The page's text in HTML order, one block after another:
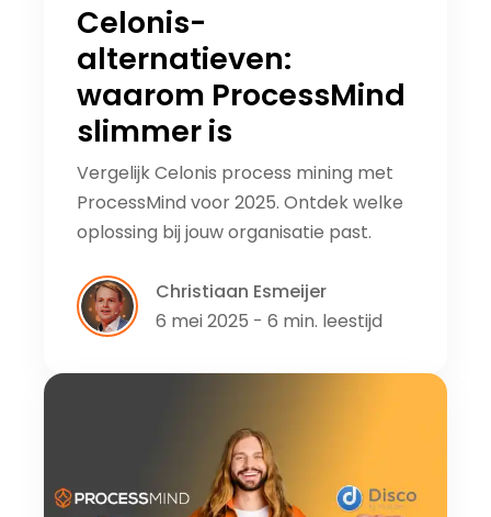
Celonis-
alternatieven:
waarom ProcessMind
slimmer is
Vergelijk Celonis process mining met
ProcessMind voor 2025. Ontdek welke
oplossing bij jouw organisatie past.
Christiaan Esmeijer
6 mei 2025 - 6 min. leestijd